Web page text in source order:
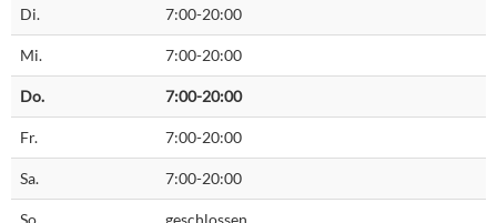
Di. 7:00-20:00
Mi. 7:00-20:00
Do. 7:00-20:00
Fr. 7:00-20:00
Sa. 7:00-20:00